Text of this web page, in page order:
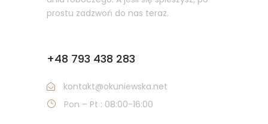
prostu zadzwoń do nas teraz.
+48 793 438 283
kontakt@okuniewska.net
Pon – Pt : 08:00-16:00